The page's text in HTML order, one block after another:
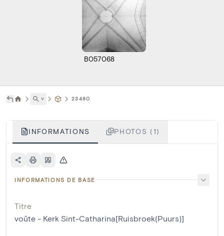
B057068
˅ 23480
INFORMATIONS PHOTOS (1)
INFORMATIONS DE BASE
Titre
voûte - Kerk Sint-Catharina[Ruisbroek(Puurs)]